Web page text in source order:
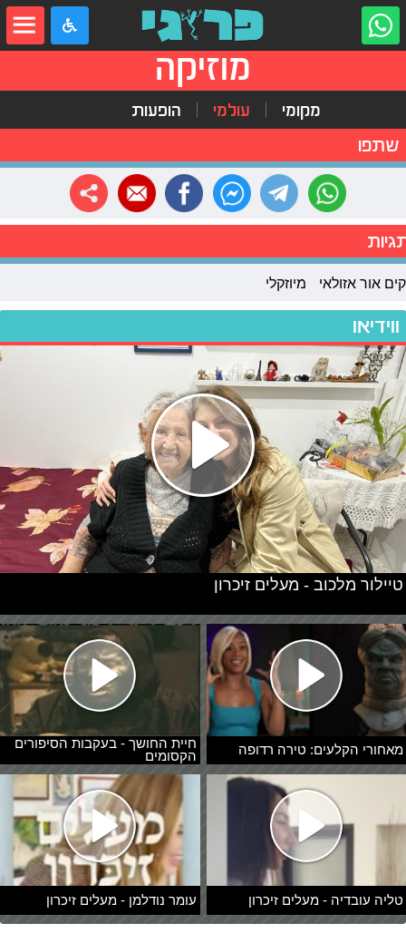
מוזיקה
מקומי עולמי הופעות
שתפו
קים אור אזולאי מיוזקלי
ווידיאו
מאחורי הקלעים: טירה רדופה
חיית החושך - בעקבות הסיפורים
הקסומים
טליה עובדיה - מעלים זיכרון עומר נודלמן - מעלים זיכרון
טיילור מלכוב - מעלים זיכרון